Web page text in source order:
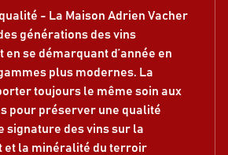
- La Maison Adrien Vacher
générations des vins
se démarquant d’année en
plus modernes. La
toujours le même soin aux
pour préserver une qualité
signature des vins sur la
et la minéralité du terroir